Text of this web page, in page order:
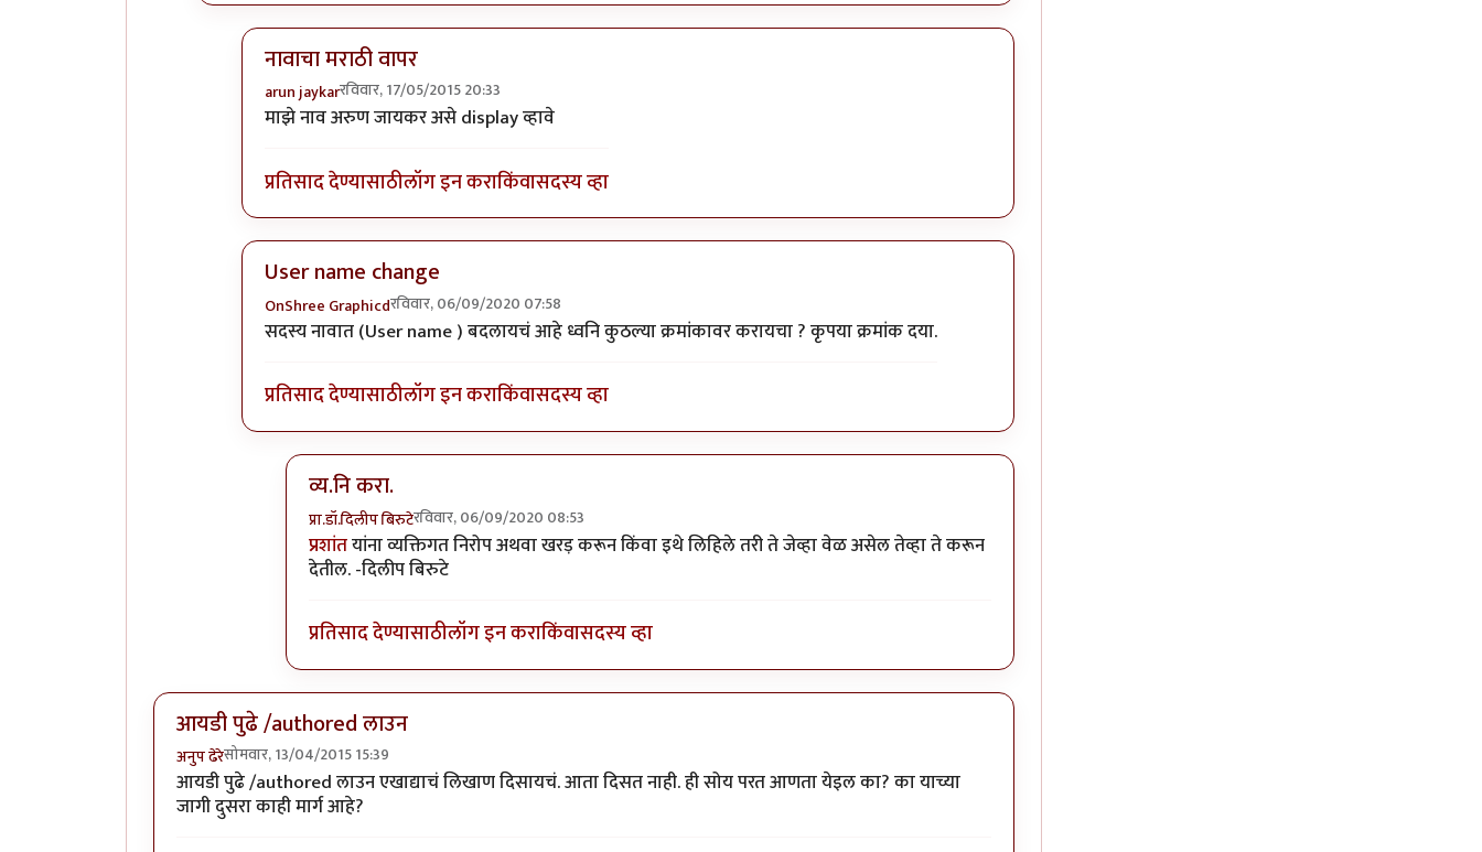
नावाचा मराठी वापर
arun jaykarरविवार, 17/05/2015 20:33
In reply toनीलकांत या आयडी ला व्यनि करा
माझे नाव अरुण जायकर असे display व्हावे
प्रतिसाद देण्यासाठीलॉग इन कराकिंवासदस्य व्हा
User name change
OnShree Graphicdरविवार, 06/09/2020 07:58
In reply toनीलकांत या आयडी ला व्यनि कराbyअद्द्या
सदस्य नावात (User name ) बदलायचं आहे ध्वनि कुठल्या क्रमांकावर करायचा ? कृपया क्रमांक दया.
प्रतिसाद देण्यासाठीलॉग इन कराकिंवासदस्य व्हा
व्य.नि करा.
प्रा.डॉ.दिलीप बिरुटेरविवार, 06/09/2020 08:53
In reply toUser name changebyOnShree Graphicd
प्रशांतयांना व्यक्तिगत निरोप अथवा खरड़ करून किंवा इथे लिहिले तरी ते जेव्हा वेळ असेल तेव्हा ते करून
देतील. -दिलीप बिरुटे
प्रतिसाद देण्यासाठीलॉग इन कराकिंवासदस्य व्हा
आयडी पुढे /authored लाउन
अनुप ढेरेसोमवार, 13/04/2015 15:39
आयडी पुढे /authored लाउन एखाद्याचं लिखाण दिसायचं. आता दिसत नाही. ही सोय परत आणता येइल का? का याच्या
जागी दुसरा काही मार्ग आहे?